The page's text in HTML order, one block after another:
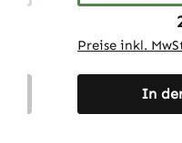
Preise inkl.
In